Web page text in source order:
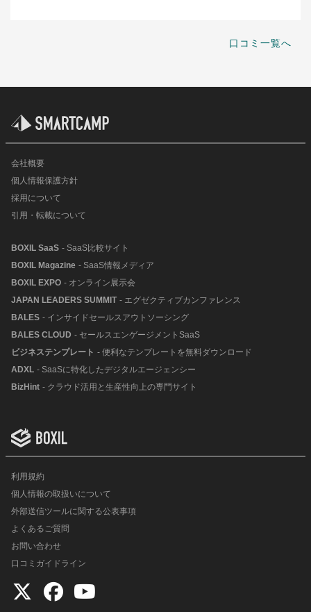
口コミ一覧へ
会社概要
個人情報保護方針
採用について
引用・転載について
BOXIL SaaS - SaaS比較サイト
BOXIL Magazine - SaaS情報メディア
BOXIL EXPO - オンライン展示会
JAPAN LEADERS SUMMIT - エグゼクティブカンファレンス
BALES - インサイドセールスアウトソーシング
BALES CLOUD - セールスエンゲージメントSaaS
ビジネステンプレート - 便利なテンプレートを無料ダウンロード
ADXL - SaaSに特化したデジタルエージェンシー
BizHint - クラウド活用と生産性向上の専門サイト
利用規約
個人情報の取扱いについて
外部送信ツールに関する公表事項
よくあるご質問
お問い合わせ
口コミガイドライン